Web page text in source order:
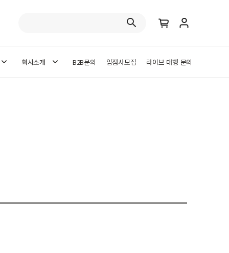
회사소개 B2B문의 입점사모집 라이브 대행 문의